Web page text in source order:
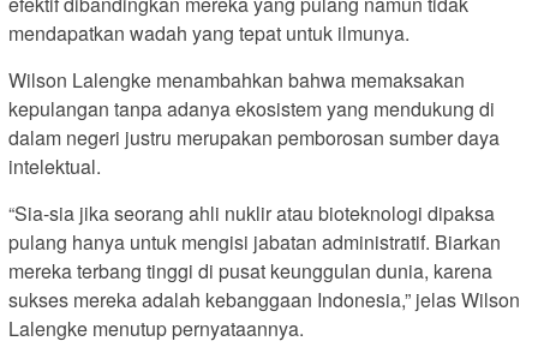
mendapatkan wadah yang tepat untuk ilmunya.
Wilson Lalengke menambahkan bahwa memaksakan
kepulangan tanpa adanya ekosistem yang mendukung di
dalam negeri justru merupakan pemborosan sumber daya
intelektual.
“Sia-sia jika seorang ahli nuklir atau bioteknologi dipaksa
pulang hanya untuk mengisi jabatan administratif. Biarkan
mereka terbang tinggi di pusat keunggulan dunia, karena
sukses mereka adalah kebanggaan Indonesia,” jelas Wilson
Lalengke menutup pernyataannya.